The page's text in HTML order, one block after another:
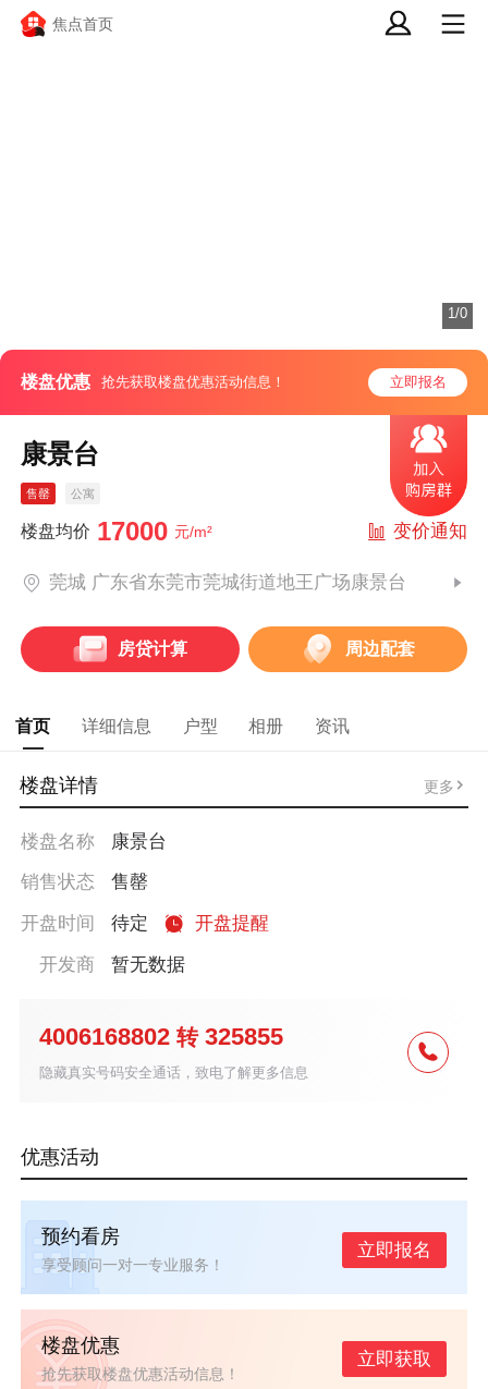
焦点首页
楼盘优惠 抢先获取楼盘优惠活动信息！ 立即报名
1/0
康景台
售罄 公寓
楼盘均价 17000 元/m² 变价通知
莞城 广东省东莞市莞城街道地王广场康景台
房贷计算 周边配套
首页 详细信息 户型 相册 资讯
楼盘详情 更多
楼盘名称
康景台
销售状态
售罄
开盘时间
待定
开盘提醒
开发商
暂无数据
4006168802 转 325855
隐藏真实号码安全通话，致电了解更多信息
优惠活动
预约看房
享受顾问一对一专业服务！
立即报名
楼盘优惠
抢先获取楼盘优惠活动信息！
立即获取